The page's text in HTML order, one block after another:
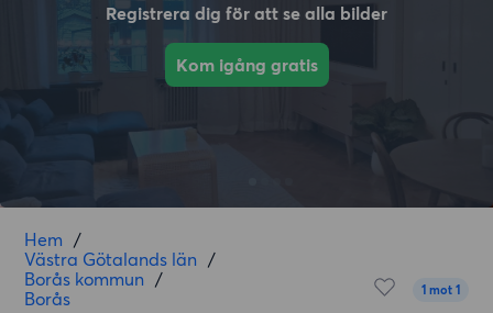
Registrera dig för att se alla bilder
Kom igång gratis
Hem /
Västra Götalands län /
Borås kommun /
Borås
1 mot 1